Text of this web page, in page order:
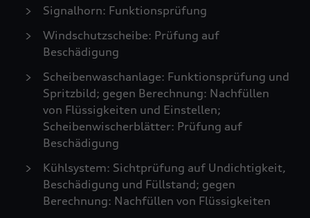
Signalhorn: Funktionsprüfung
Windschutzscheibe: Prüfung auf
Beschädigung
Scheibenwaschanlage: Funktionsprüfung und
Spritzbild; gegen Berechnung: Nachfüllen
von Flüssigkeiten und Einstellen;
Scheibenwischerblätter: Prüfung auf
Beschädigung
Kühlsystem: Sichtprüfung auf Undichtigkeit,
Beschädigung und Füllstand; gegen
Berechnung: Nachfüllen von Flüssigkeiten